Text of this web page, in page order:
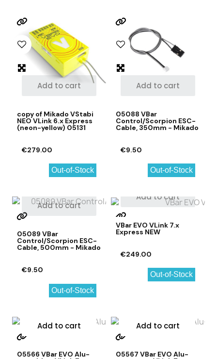
Add to cart
copy of Mikado VStabi
NEO VLink 6.x Express
(neon-yellow) 05131
€279.00
Out-of-Stock
Add to cart
05088 VBar
Control/Scorpion ESC-
Cable, 350mm - Mikado
€9.50
Out-of-Stock
Add to cart
05089 VBar
Control/Scorpion ESC-
Cable, 500mm - Mikado
€9.50
Out-of-Stock
Add to cart
VBar EVO VLink 7.x
Express NEW
€249.00
Out-of-Stock
Add to cart
05566 VBar EVO Alu-
Add to cart
05567 VBar EVO Alu-